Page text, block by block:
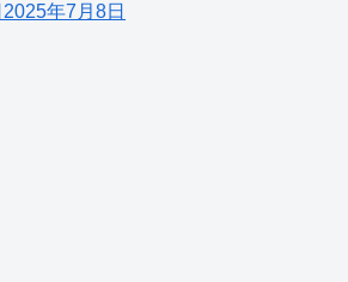
2025年7月8日